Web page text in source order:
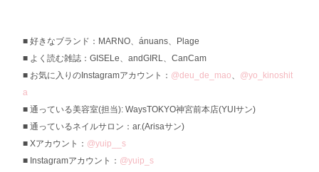
好きなブランド：MARNO、ánuans、Plage
よく読む雑誌：GISELe、andGIRL、CanCam
お気に入りのInstagramアカウント： @deu_de_mao、 @yo_kinoshit
a
通っている美容室(担当): WaysTOKYO神宮前本店(YUIサン)
通っているネイルサロン：ar.(Arisaサン)
Xアカウント： @yuip__s
Instagramアカウント： @yuip_s